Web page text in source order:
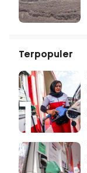
Terpopuler